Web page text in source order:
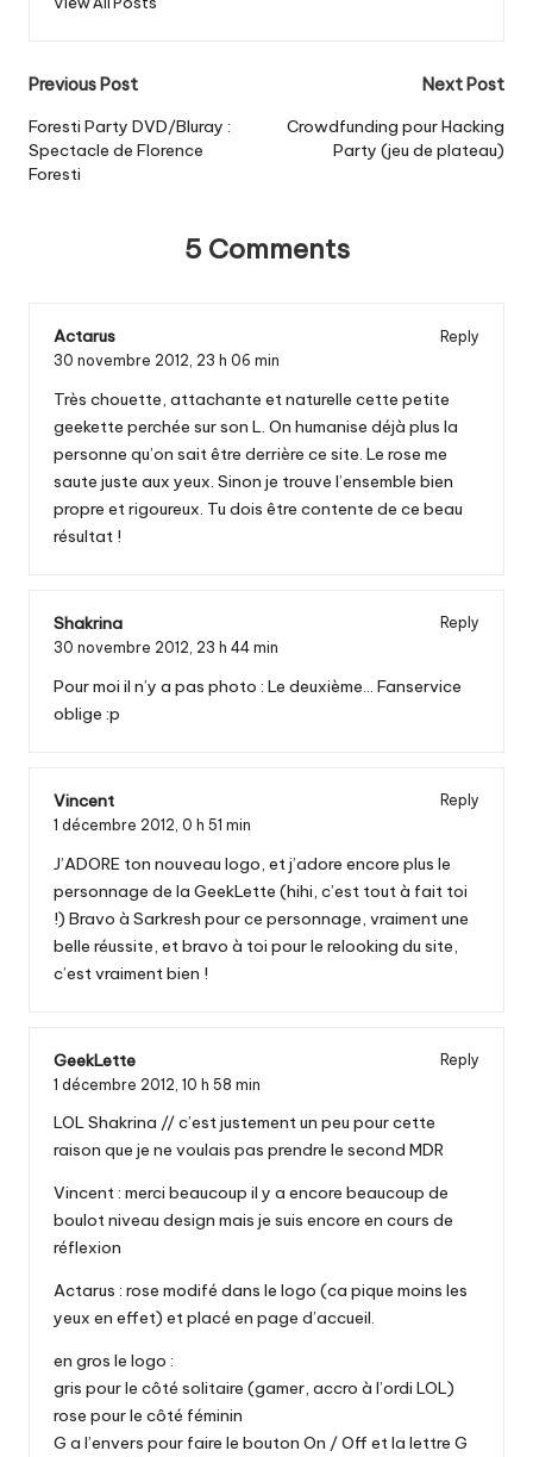
Post
navigation
Previous Post
Foresti Party DVD/Bluray :
Spectacle de Florence
Foresti
Next Post
Crowdfunding pour Hacking
Party (jeu de plateau)
5 Comments
Actarus
Reply
30 novembre 2012, 23 h 06 min
Très chouette, attachante et naturelle cette petite
geekette perchée sur son L. On humanise déjà plus la
personne qu’on sait être derrière ce site. Le rose me
saute juste aux yeux. Sinon je trouve l’ensemble bien
propre et rigoureux. Tu dois être contente de ce beau
résultat !
Shakrina
Reply
30 novembre 2012, 23 h 44 min
Pour moi il n’y a pas photo : Le deuxième… Fanservice
oblige :p
Vincent
Reply
1 décembre 2012, 0 h 51 min
J’ADORE ton nouveau logo, et j’adore encore plus le
personnage de la GeekLette (hihi, c’est tout à fait toi
!) Bravo à Sarkresh pour ce personnage, vraiment une
belle réussite, et bravo à toi pour le relooking du site,
c’est vraiment bien !
GeekLette
Reply
1 décembre 2012, 10 h 58 min
LOL Shakrina // c’est justement un peu pour cette
raison que je ne voulais pas prendre le second MDR
Vincent : merci beaucoup il y a encore beaucoup de
boulot niveau design mais je suis encore en cours de
réflexion
Actarus : rose modifé dans le logo (ca pique moins les
yeux en effet) et placé en page d’accueil.
en gros le logo :
gris pour le côté solitaire (gamer, accro à l’ordi LOL)
rose pour le côté féminin
G a l’envers pour faire le bouton On / Off et la lettre G